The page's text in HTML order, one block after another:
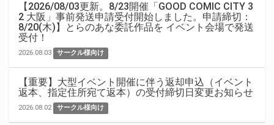
【2026/08/03更新。8/23開催「GOOD COMIC CITY 3
2 大阪」事前発送申請受付開始しました。申請締切：
8/20(木)】とらのあな委託作品を イベント会場で発送
受付！
2026.08.03 サークル様向け
【重要】大型イベント開催に伴う返却申込（イベント
返本、指定住所宛て返本）の受付締切日変更お知らせ
2026.08.02 サークル様向け